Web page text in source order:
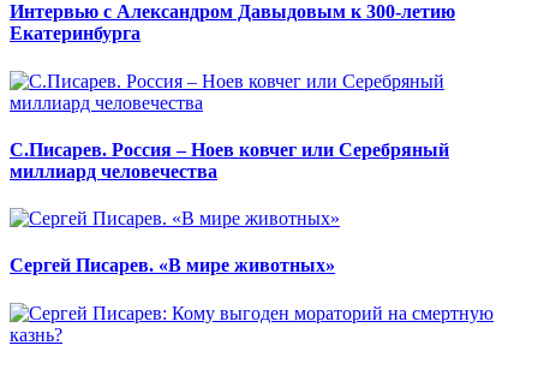
Интервью с Александром Давыдовым к 300-летию
Екатеринбурга
С.Писарев. Россия – Ноев ковчег или Серебряный
миллиард человечества
Сергей Писарев. «В мире животных»